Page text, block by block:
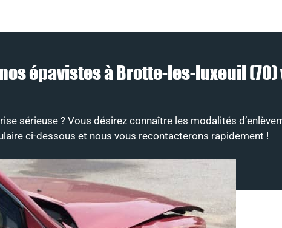
épavistes à Brotte-les-luxeuil
sérieuse ? Vous désirez connaître les modalités
ci-dessous et nous vous recontacterons rapidement !